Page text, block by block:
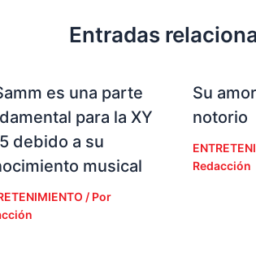
Entradas
es una parte
para la XY
debido a su
musical
/ Por
Su
notorio
Redacción